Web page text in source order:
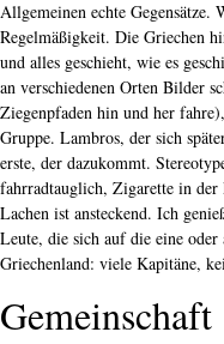
Allgemeinen echte
Regelmäßigkeit. Die Griechen
und alles geschieht, wie es
an verschiedenen Orten Bilder
Ziegenpfaden hin und her
Gruppe. Lambros, der sich
erste, der dazukommt.
fahrradtauglich, Zigarette in der
Lachen ist ansteckend. Ich
Leute, die sich auf die eine oder
Griechenland: viele Kapitäne,
Gemeinschaft